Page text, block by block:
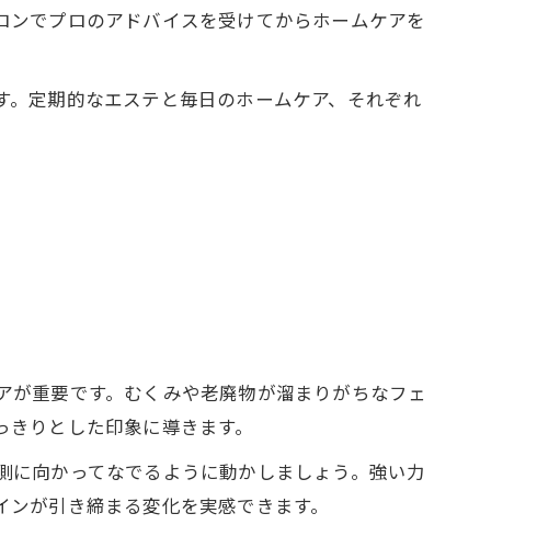
でプロのアドバイスを受けてからホームケアを
定期的なエステと毎日のホームケア、それぞれ
重要です。むくみや老廃物が溜まりがちなフェ
りとした印象に導きます。
向かってなでるように動かしましょう。強い力
が引き締まる変化を実感できます。